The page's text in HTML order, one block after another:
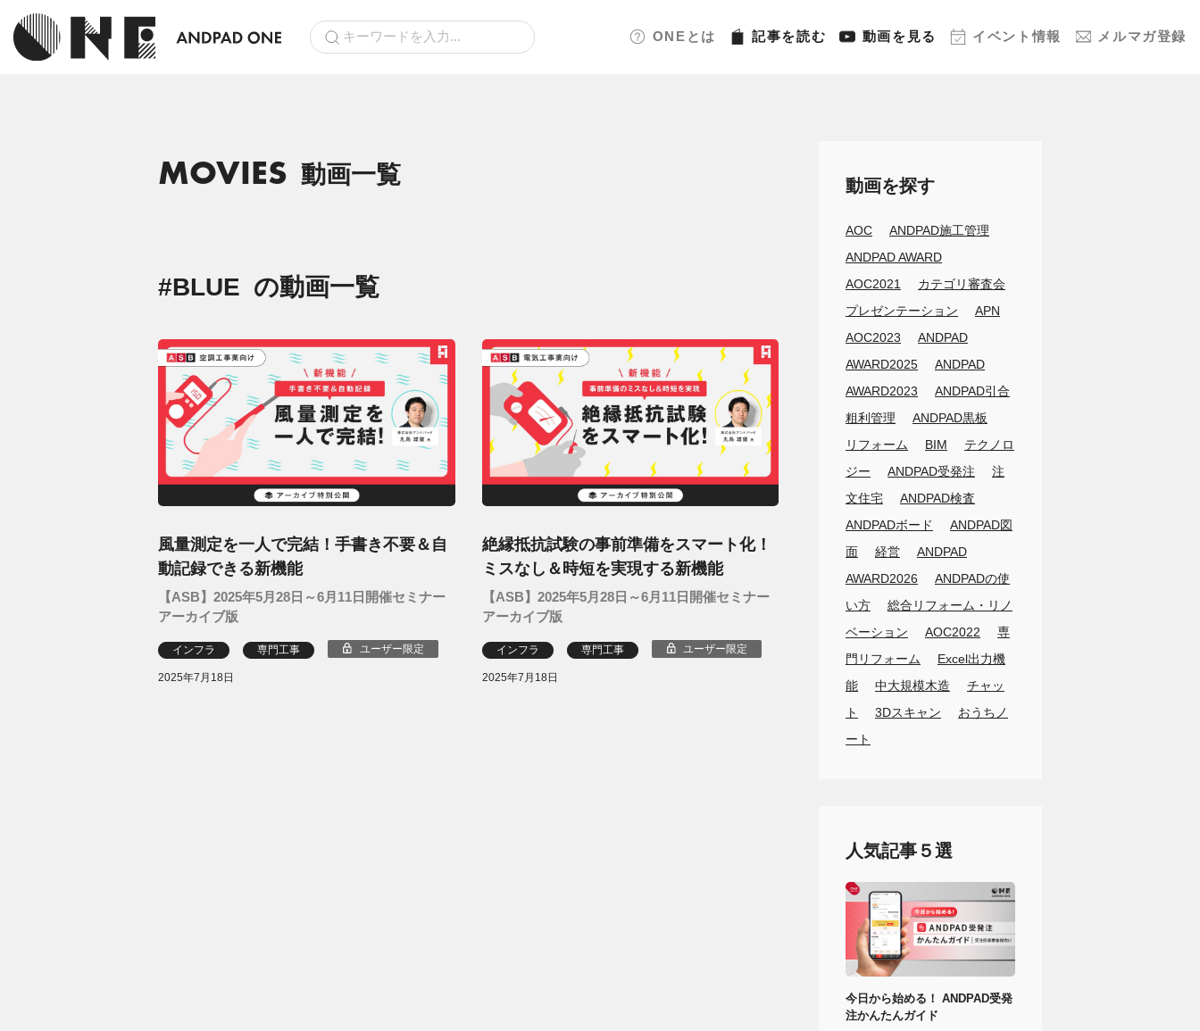
ONEとは 記事を読む 動画を見る イベント情報 メルマガ登録
MOVIES 動画一覧
#BLUE の動画一覧
風量測定を一人で完結！手書き不要＆自
動記録できる新機能
【ASB】2025年5月28日～6月11日開催セミナー
アーカイブ版
インフラ 専門工事 ユーザー限定
2025年7月18日
絶縁抵抗試験の事前準備をスマート化！
ミスなし＆時短を実現する新機能
【ASB】2025年5月28日～6月11日開催セミナー
アーカイブ版
インフラ 専門工事 ユーザー限定
2025年7月18日
動画を探す
AOC
ANDPAD施工管理
ANDPAD AWARD
AOC2021
カテゴリ審査会
プレゼンテーション
APN
AOC2023
ANDPAD
AWARD2025
ANDPAD
AWARD2023
ANDPAD引合
粗利管理
ANDPAD黒板
リフォーム
BIM
テクノロ
ジー
ANDPAD受発注
注
文住宅
ANDPAD検査
ANDPADボード
ANDPAD図
面
経営
ANDPAD
AWARD2026
ANDPADの使
い方
総合リフォーム・リノ
ベーション
AOC2022
専
門リフォーム
Excel出力機
能
中大規模木造
チャッ
ト
3Dスキャン
おうちノ
ート
人気記事５選
今日から始める！ ANDPAD受発
注かんたんガイド